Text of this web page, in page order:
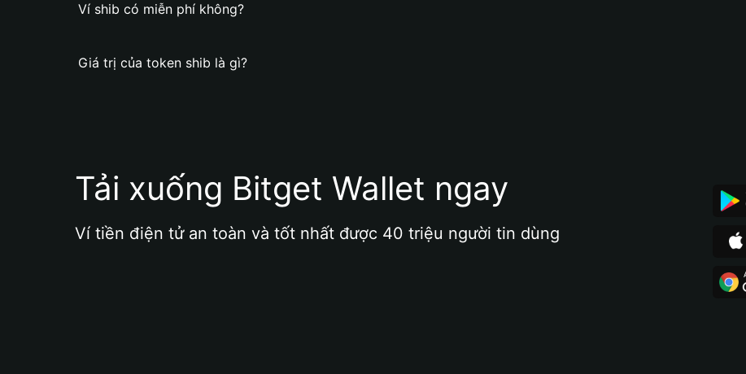
Ví shib có miễn phí không?
Giá trị của token shib là gì?
Tải xuống Bitget Wallet ngay
Ví tiền điện tử an toàn và tốt nhất được 40 triệu người tin dùng